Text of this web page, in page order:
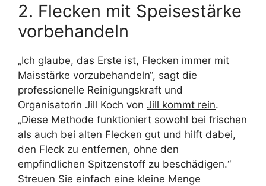
2. Flecken mit Speisestärke
vorbehandeln
„Ich glaube, das Erste ist, Flecken immer mit
Maisstärke vorzubehandeln“, sagt die
professionelle Reinigungskraft und
Organisatorin Jill Koch von Jill kommt rein.
„Diese Methode funktioniert sowohl bei frischen
als auch bei alten Flecken gut und hilft dabei,
den Fleck zu entfernen, ohne den
empfindlichen Spitzenstoff zu beschädigen.“
Streuen Sie einfach eine kleine Menge